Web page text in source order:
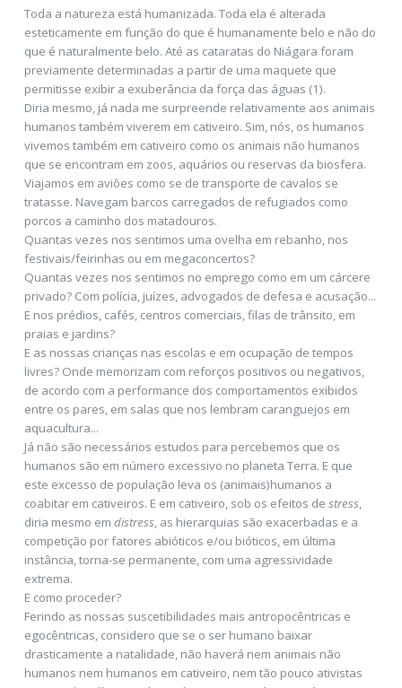
Toda a natureza está humanizada. Toda ela é alterada
esteticamente em função do que é humanamente belo e não do
que é naturalmente belo. Até as cataratas do Niágara foram
previamente determinadas a partir de uma maquete que
permitisse exibir a exuberância da força das águas (1).
Diria mesmo, já nada me surpreende relativamente aos animais
humanos também viverem em cativeiro. Sim, nós, os humanos
vivemos também em cativeiro como os animais não humanos
que se encontram em zoos, aquários ou reservas da biosfera.
Viajamos em aviões como se de transporte de cavalos se
tratasse. Navegam barcos carregados de refugiados como
porcos a caminho dos matadouros.
Quantas vezes nos sentimos uma ovelha em rebanho, nos
festivais/feirinhas ou em megaconcertos?
Quantas vezes nos sentimos no emprego como em um cárcere
privado? Com polícia, juízes, advogados de defesa e acusação...
E nos prédios, cafés, centros comerciais, filas de trânsito, em
praias e jardins?
E as nossas crianças nas escolas e em ocupação de tempos
livres? Onde memorizam com reforços positivos ou negativos,
de acordo com a performance dos comportamentos exibidos
entre os pares, em salas que nos lembram caranguejos em
aquacultura...
Já não são necessários estudos para percebemos que os
humanos são em número excessivo no planeta Terra. E que
este excesso de população leva os (animais)humanos a
coabitar em cativeiros. E em cativeiro, sob os efeitos de stress,
diria mesmo em distress, as hierarquias são exacerbadas e a
competição por fatores abióticos e/ou bióticos, em última
instância, torna-se permanente, com uma agressividade
extrema.
E como proceder?
Ferindo as nossas suscetibilidades mais antropocêntricas e
egocêntricas, considero que se o ser humano baixar
drasticamente a natalidade, não haverá nem animais não
humanos nem humanos em cativeiro, nem tão pouco ativistas